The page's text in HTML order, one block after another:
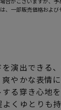
、一部販売価格およ
演出できる、
やかな表情に
る穿き心地を
くゆとりも持